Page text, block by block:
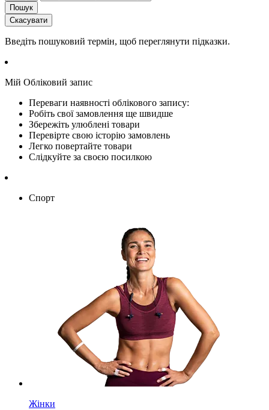
Пошук
Скасувати
Введіть пошуковий термін, щоб переглянути підказки.
Мій Обліковий запис
Переваги наявності облікового запису:
Робіть свої замовлення ще швидше
Збережіть улюблені товари
Перевірте свою історію замовлень
Легко повертайте товари
Слідкуйте за своєю посилкою
Спорт
Жінки